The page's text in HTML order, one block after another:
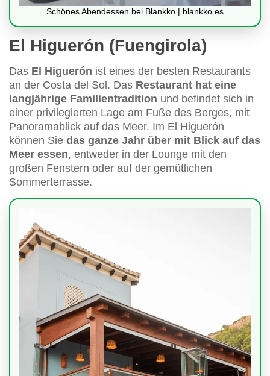
Schönes Abendessen bei Blankko | blankko.es
El Higuerón (Fuengirola)
Das El Higuerón ist eines der besten Restaurants
an der Costa del Sol. Das Restaurant hat eine
langjährige Familientradition und befindet sich in
einer privilegierten Lage am Fuße des Berges, mit
Panoramablick auf das Meer. Im El Higuerón
können Sie das ganze Jahr über mit Blick auf das
Meer essen, entweder in der Lounge mit den
großen Fenstern oder auf der gemütlichen
Sommerterrasse.